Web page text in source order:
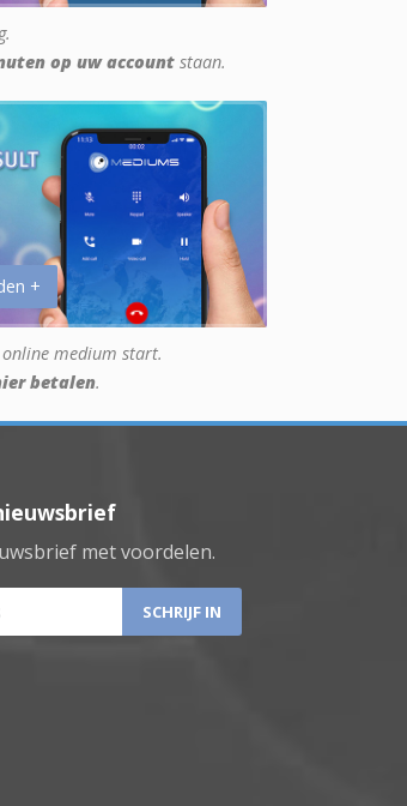
op uw account staan.
+
medium start.
betalen.
met voordelen.